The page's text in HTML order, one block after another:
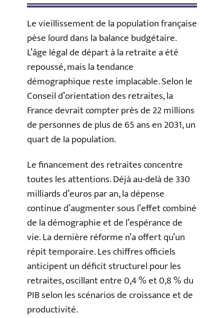
Le vieillissement de la population française
pèse lourd dans la balance budgétaire.
L’âge légal de départ à la retraite a été
repoussé, mais la tendance
démographique reste implacable. Selon le
Conseil d’orientation des retraites, la
France devrait compter près de 22 millions
de personnes de plus de 65 ans en 2031, un
quart de la population.
Le financement des retraites concentre
toutes les attentions. Déjà au-delà de 330
milliards d’euros par an, la dépense
continue d’augmenter sous l’effet combiné
de la démographie et de l’espérance de
vie. La dernière réforme n’a offert qu’un
répit temporaire. Les chiffres officiels
anticipent un déficit structurel pour les
retraites, oscillant entre 0,4 % et 0,8 % du
PIB selon les scénarios de croissance et de
productivité.